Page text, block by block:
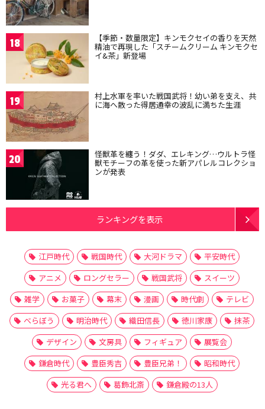
18 【季節・数量限定】キンモクセイの香りを天然
精油で再現した「スチームクリーム キンモクセ
イ&茶」新登場
19 村上水軍を率いた戦国武将！幼い弟を支え、共
に海へ散った得居通幸の波乱に満ちた生涯
20 怪獣革を纏う！ダダ、エレキング…ウルトラ怪
獣モチーフの革を使った新アパレルコレクショ
ンが発表
ランキングを表示
江戸時代 戦国時代 大河ドラマ
平安時代
アニメ
ロングセラー 戦国武将
スイーツ
雑学
お菓子 幕末 漫画 時代劇
テレビ
べらぼう
明治時代 織田信長 徳川家康
抹茶
デザイン
文房具 フィギュア
展覧会
鎌倉時代
豊臣秀吉 豊臣兄弟！
昭和時代
光る君へ
葛飾北斎 鎌倉殿の13人